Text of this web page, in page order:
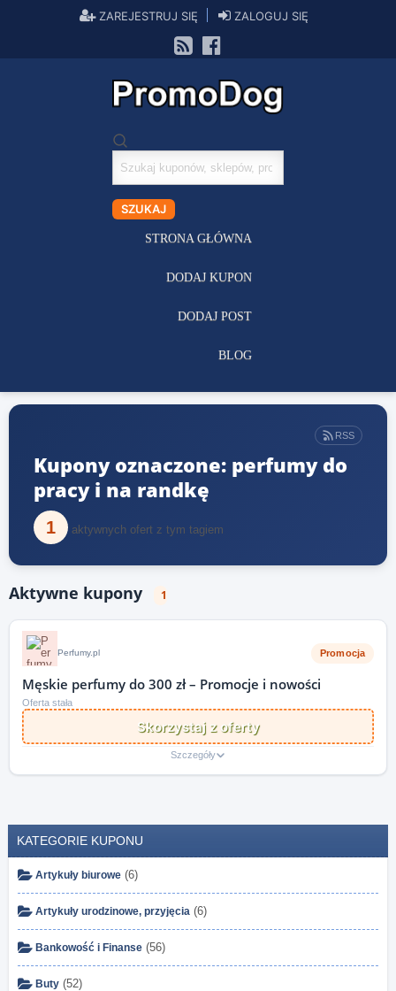
ZAREJESTRUJ SIĘ ZALOGUJ SIĘ
Szukaj
kuponów
SZUKAJ
STRONA GŁÓWNA
DODAJ KUPON
DODAJ POST
BLOG
RSS
Kupony oznaczone: perfumy do
pracy i na randkę
1 aktywnych ofert z tym tagiem
Aktywne kupony 1
Perfumy.pl Promocja
Męskie perfumy do 300 zł – Promocje i nowości
Oferta stała
Skorzystaj z oferty
Szczegóły
KATEGORIE KUPONU
Artykuły biurowe (6)
Artykuły urodzinowe, przyjęcia (6)
Bankowość i Finanse (56)
Buty (52)